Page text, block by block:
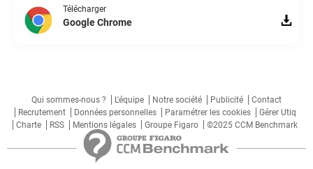
Télécharger
Google Chrome
Qui sommes-nous ? L'équipe Notre société Publicité
Contact
Recrutement
Données personnelles Paramétrer les cookies
Gérer Utiq
Charte
RSS Mentions légales Groupe Figaro ©2025 CCM Benchmark